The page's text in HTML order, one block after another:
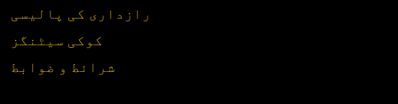
رازداری کی پالیسی
کوکی سیٹنگز
شرائط و ضوابط